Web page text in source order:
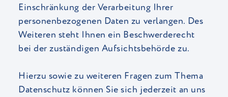
Einschränkung der Verarbeitung Ihrer
personenbezogenen Daten zu verlangen. Des
Weiteren steht Ihnen ein Beschwerderecht
bei der zuständigen Aufsichtsbehörde zu.
Hierzu sowie zu weiteren Fragen zum Thema
Datenschutz können Sie sich jederzeit an uns